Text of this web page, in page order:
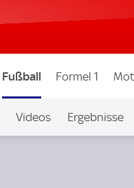
Fußball Formel 1
Videos Ergebnisse